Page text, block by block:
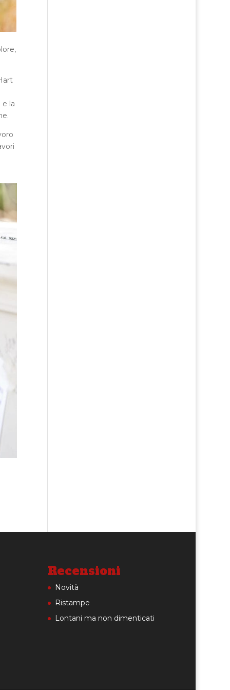
e la
Recensioni
Novità
Ristampe
Lontani ma non dimenticati